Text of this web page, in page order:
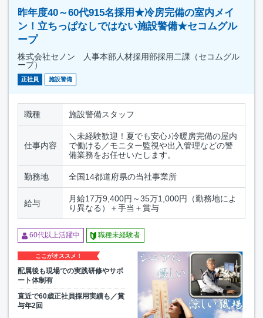
昨年度40～60代915名採用★冷房完備の室内メイ
ン！立ちっぱなしではない施設警備★セコムグル
ープ
株式会社セノン 人事本部人材採用部採用二課（セコムグル
ープ）
正社員 施設警備
職種 施設警備スタッフ
仕事内容
＼未経験歓迎！夏でも安心♪冷暖房完備の屋内
で働ける／モニター監視や出入管理などの警
備業務をお任せいたします。
勤務地 全国14都道府県の当社事業所
給与
月給17万9,400円～35万1,000円（勤務地によ
り異なる）＋手当＋賞与
60代以上活躍中 職種未経験者
ここがオススメ！
配属後も現場での実践研修やサポ
ート体制有
直近で60歳正社員採用実績も／賞
与年2回